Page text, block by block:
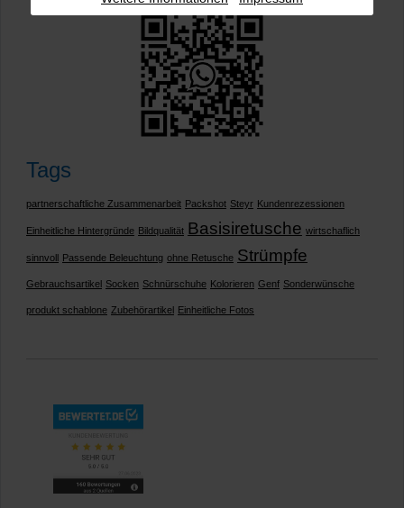
Tags
partnerschaftliche Zusammenarbeit Packshot Steyr Kundenrezessionen
Einheitliche Hintergründe Bildqualität Basisiretusche wirtschaflich
sinnvoll Passende Beleuchtung ohne Retusche Strümpfe
Gebrauchsartikel Socken Schnürschuhe Kolorieren Genf Sonderwünsche
produkt schablone Zubehörartikel Einheitliche Fotos